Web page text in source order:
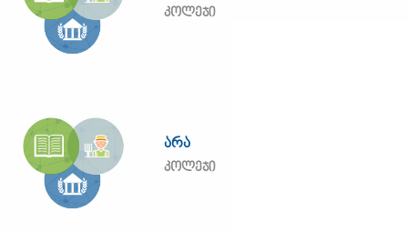
კოლეჯი
არა
კოლეჯი